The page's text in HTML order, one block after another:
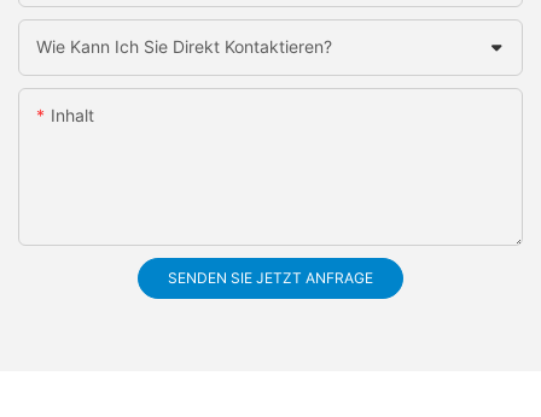
Wie Kann Ich Sie Direkt Kontaktieren?
Inhalt
SENDEN SIE JETZT ANFRAGE